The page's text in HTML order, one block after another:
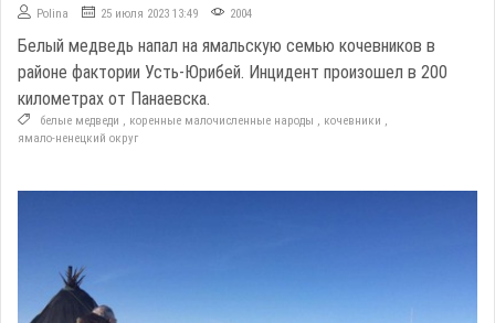
Polina 25 июля 2023 13:49 2004
Белый медведь напал на ямальскую семью кочевников в
районе фактории Усть-Юрибей. Инцидент произошел в 200
километрах от Панаевска.
белые медведи , коренные малочисленные народы , кочевники ,
ямало-ненецкий округ